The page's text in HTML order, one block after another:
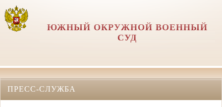
ЮЖНЫЙ ОКРУЖНОЙ ВОЕННЫЙ
СУД
ПРЕСС-СЛУЖБА